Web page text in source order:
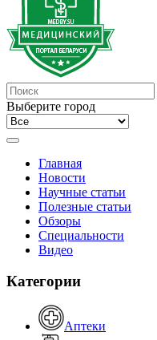
Выберите город
Главная
Новости
Научные статьи
Полезные статьи
Обзоры
Специальности
Видео
Категории
Аптеки